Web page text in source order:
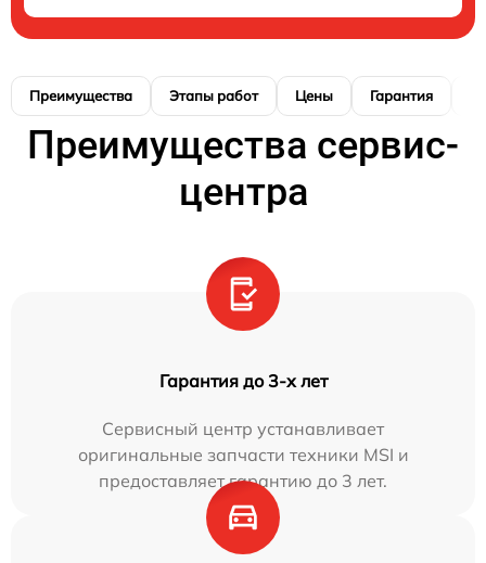
Преимущества Этапы работ Цены Гарантия
Преимущества сервис-
центра
Гарантия до 3-х лет
Сервисный центр устанавливает
оригинальные запчасти техники MSI и
предоставляет гарантию до 3 лет.